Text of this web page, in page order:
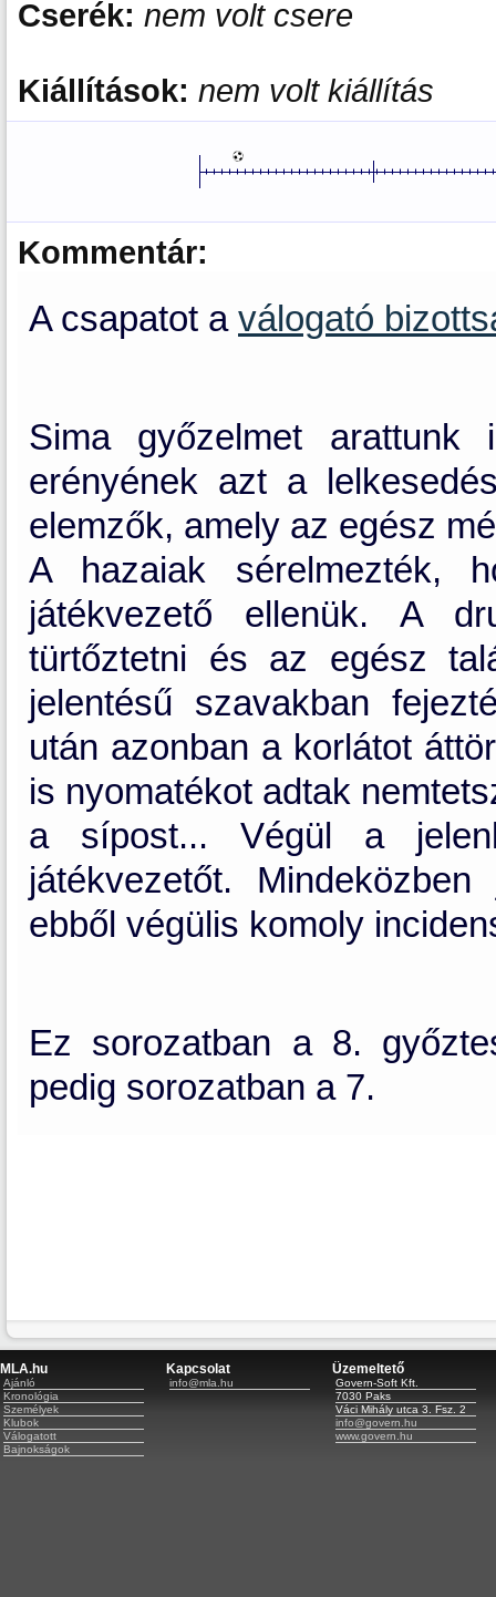
Cserék: nem volt csere
Kiállítások: nem volt kiállítás
Kommentár:
A csapatot a válogató
Sima győzelmet arattunk
erényének azt a
elemzők, amely az egész
A hazaiak sérelmezték,
játékvezető ellenük. A
türtőztetni és az egész
jelentésű szavakban
után azonban a korlátot
is nyomatékot adtak
a sípost... Végül a
játékvezetőt.
ebből végülis komoly
Ez sorozatban a 8.
pedig sorozatban a 7.
MLA.hu
Ajánló
Kronológia
Személyek
Klubok
Válogatott
Bajnokságok
Kapcsolat
info@mla.hu
Üzemeltető
Govern-Soft Kft.
7030 Paks
Váci Mihály utca 3. Fsz. 2
info@govern.hu
www.govern.hu